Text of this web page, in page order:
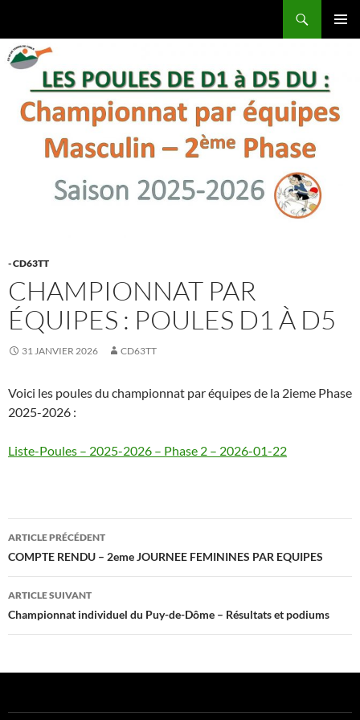
contenu
Comité Départemental du Puy-de-Dôme de Tennis de Table
- CD63TT
CHAMPIONNAT PAR
ÉQUIPES : POULES D1 À D5
31 JANVIER 2026 CD63TT
Voici les poules du championnat par équipes de la 2ieme Phase
2025-2026 :
Liste-Poules – 2025-2026 – Phase 2 – 2026-01-22
Navigation
des
articles
ARTICLE PRÉCÉDENT
COMPTE RENDU – 2eme JOURNEE FEMININES PAR EQUIPES
ARTICLE SUIVANT
Championnat individuel du Puy-de-Dôme – Résultats et podiums